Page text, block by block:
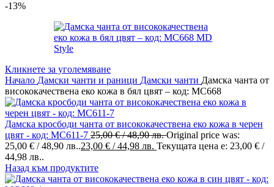
-13%
Кликнете за уголемяване
Начало Дамски чанти и раници Дамски чанти Дамска чанта от
висококачествена еко кожа в бял цвят – код: MC668
Дамска кросбоди чанта от висококачествена еко кожа в черен
цвят - код: MC611-7 25,00€/ 48,90 лв.Original price was:
25,00 € / 48,90 лв..23,00 € / 44,98 лв. Текущата цена е: 23,00 € /
44,98 лв..
Назад към продуктите